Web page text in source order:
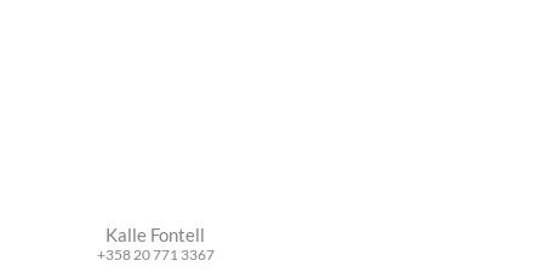
Kalle Fontell
+358 20 771 3367